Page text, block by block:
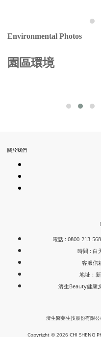
Environmental Photos
園區環境
關於我們
電話 : 0800-213-
時間 : 白
客服信
地址：
濟生Beauty健康
濟生醫藥生技股份有限
Copyright © 2026 CHI SHENG